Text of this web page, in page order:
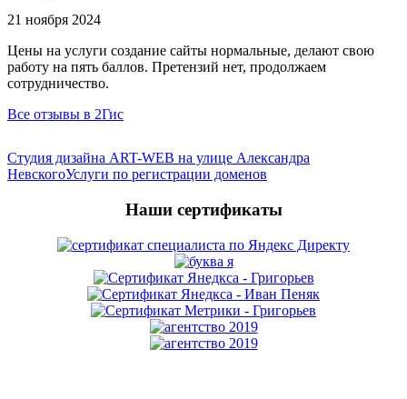
21 ноября 2024
Цены на услуги создание сайты нормальные, делают свою
работу на пять баллов. Претензий нет, продолжаем
сотрудничество.
Все отзывы в 2Гис
Студия дизайна ART-WEB на улице Александра
НевскогоУслуги по регистрации доменов
Наши сертификаты